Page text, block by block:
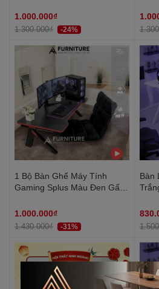
Xám | Nội Thất Anh Hoàng
1.000.000₫
1.300.000₫ -24%
Nâu
1 Bộ Bàn Ghế Máy Tính
Gaming Splus Màu Đen Gấp
Đen | Nội Thất Anh Hoàng
1.000.000₫
1.430.000₫ -31%
Bàn
Điện
24h